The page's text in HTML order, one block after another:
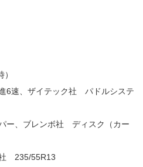
6速、ザイテック社 パドルシステ
ー、ブレンボ社 ディスク（カー
社 235/55R13